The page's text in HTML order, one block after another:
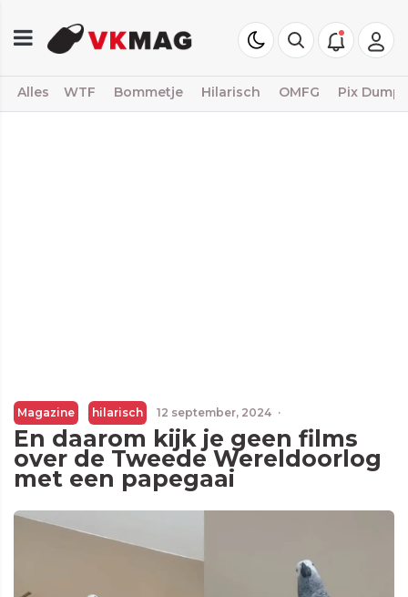
Alles WTF Bommetje Hilarisch OMFG Pix Dump
Magazine hilarisch 12 september, 2024 ·
En daarom kijk je geen films
over de Tweede Wereldoorlog
met een papegaai